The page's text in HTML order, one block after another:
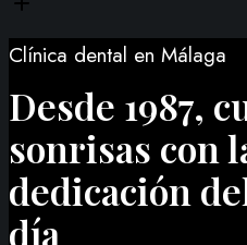
Clínica dental en Málaga
Desde 1987,
sonrisas con
dedicación
día